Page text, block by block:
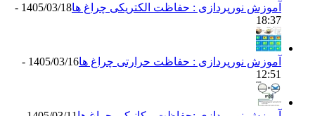
آموزش نورپردازی : حفاظت الکتریکی چراغ ها
1405/03/18 -
18:37
آموزش نورپردازی : حفاظت حرارتی چراغ ها
1405/03/16 -
12:51